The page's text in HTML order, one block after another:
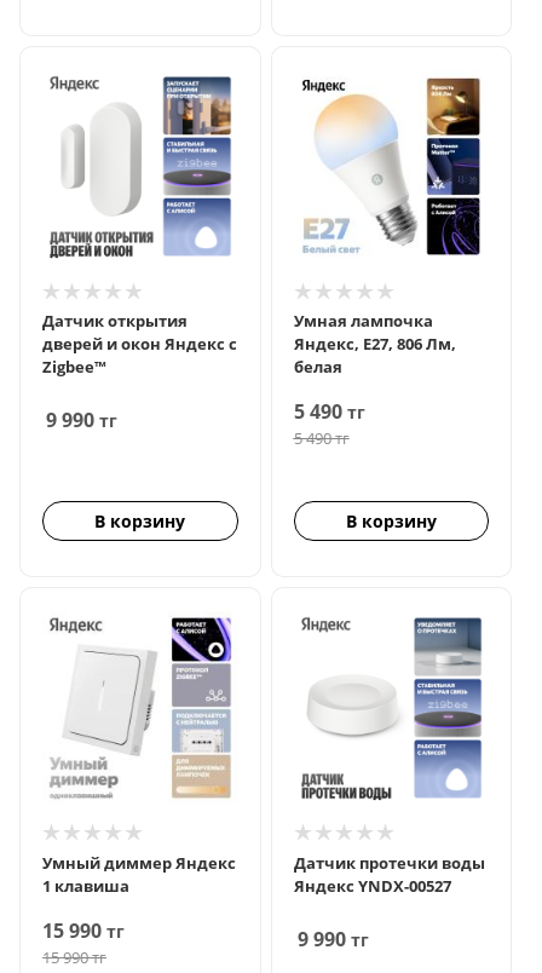
Датчик открытия
дверей и окон Яндекс с
Zigbee™
9 990 тг
В корзину
Умная лампочка
Яндекс, Е27, 806 Лм,
белая
5 490тг
5 490тг
В корзину
Умный диммер Яндекс
1 клавиша
15 990 тг
15 990тг
Датчик протечки воды
Яндекс YNDX-00527
9 990тг